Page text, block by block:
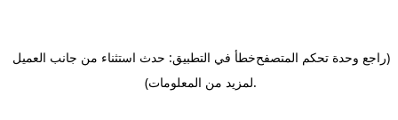
خطأ في التطبيق: حدث استثناء من جانب العميل(راجع وحدة تحكم المتصفح
لمزيد من المعلومات).